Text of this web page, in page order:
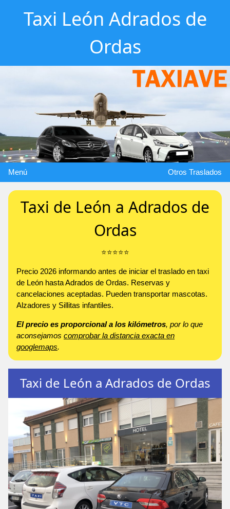
Taxi León Adrados de
Ordas
Menú Otros Traslados
Taxi de León a Adrados de
Ordas
⭐️⭐️⭐️⭐️⭐️
Precio 2026 informando antes de iniciar el traslado en taxi
de León hasta Adrados de Ordas. Reservas y
cancelaciones aceptadas. Pueden transportar mascotas.
Alzadores y Sillitas infantiles.
El precio es proporcional a los kilómetros, por lo que
aconsejamos comprobar la distancia exacta en
googlemaps.
Taxi de León a Adrados de Ordas